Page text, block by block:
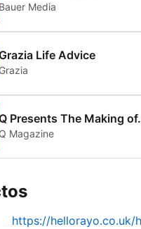
Bauer Media
Life Advice
Grazia
Q Presents The Making
Q Magazine
https://hellorayo.co.uk/